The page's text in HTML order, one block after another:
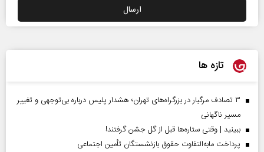
تازه ها
۳ تصادف مرگبار در بزرگراه‌های تهران؛ هشدار پلیس درباره بی‌توجهی و تغییر
مسیر ناگهانی
ببینید | وقتی ستاره‌ها قبل از گل جشن گرفتند!
پرداخت مابه‌التفاوت حقوق بازنشستگان تأمین اجتماعی